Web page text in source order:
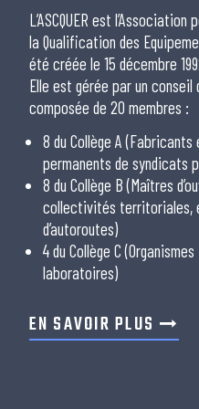
L’ASCQUER est
la Qualification des
été créée le 15 décembre
Elle est gérée par un conseil
composée de 20 membres :
8 du Collège A
permanents de syndicats
8 du Collège B (Maîtres
collectivités territoriales,
d’autoroutes)
4 du Collège C
laboratoires)
EN SAVOIR PLUS